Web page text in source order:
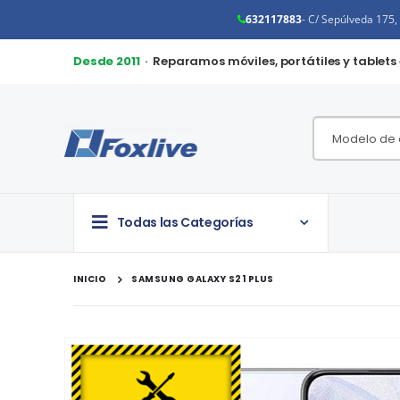
632117883- C/ Sepúlveda
Desde 2011· Reparamos móviles, portátiles y tablets
Todas las Categorías
INICIO SAMSUNG GALAXY S21 PLUS
Saltar
al
final